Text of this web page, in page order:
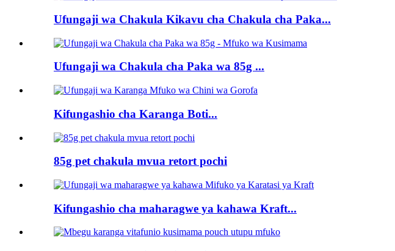
Ufungaji wa Chakula Kikavu cha Chakula cha Paka...
Ufungaji wa Chakula cha Paka wa 85g ...
Kifungashio cha Karanga Boti...
85g pet chakula mvua retort pochi
Kifungashio cha maharagwe ya kahawa Kraft...